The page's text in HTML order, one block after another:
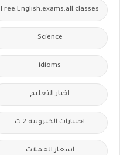
Free.English.exams.all.classes
Science
idioms
اخبار التعليم
اختبارات الكترونية 2 ث
اسعار العملات